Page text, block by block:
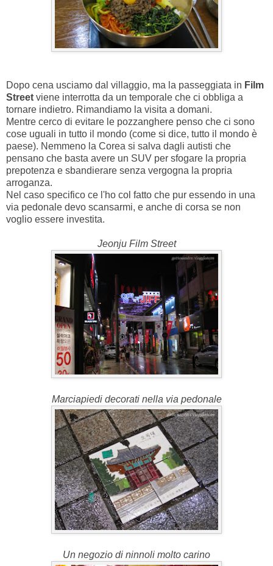
Dopo cena usciamo dal villaggio, ma la passeggiata in Film
Street viene interrotta da un temporale che ci obbliga a
tornare indietro. Rimandiamo la visita a domani.
Mentre cerco di evitare le pozzanghere penso che ci sono
cose uguali in tutto il mondo (come si dice, tutto il mondo è
paese). Nemmeno la Corea si salva dagli autisti che
pensano che basta avere un SUV per sfogare la propria
prepotenza e sbandierare senza vergogna la propria
arroganza.
Nel caso specifico ce l'ho col fatto che pur essendo in una
via pedonale devo scansarmi, e anche di corsa se non
voglio essere investita.
Jeonju Film Street
Marciapiedi decorati nella via pedonale
Un negozio di ninnoli molto carino